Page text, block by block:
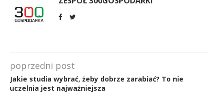
poprzedni post
Jakie studia wybrać, żeby dobrze zarabiać? To nie
uczelnia jest najważniejsza